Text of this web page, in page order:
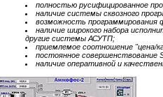
полностью русифицированное
наличие системы сквозного
возможность программирования
наличие широкого набора
другие системы АСУТП;
приемлемое соотношение "цена/
постоянное совершенствование
наличие оперативной и